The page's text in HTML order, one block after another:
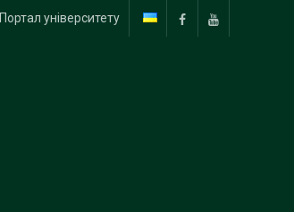
FacebookYouTube
Портал університету